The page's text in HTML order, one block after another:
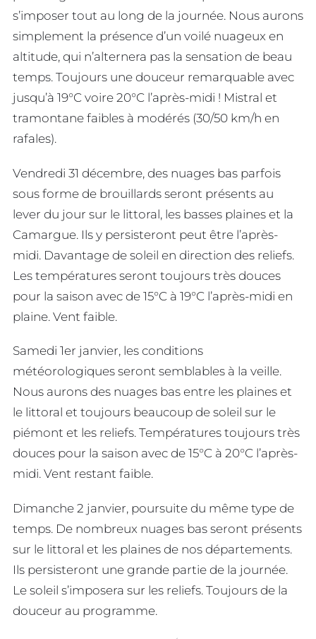
s’imposer tout au long de la journée. Nous aurons
simplement la présence d’un voilé nuageux en
altitude, qui n’alternera pas la sensation de beau
temps. Toujours une douceur remarquable avec
jusqu’à 19°C voire 20°C l’après-midi ! Mistral et
tramontane faibles à modérés (30/50 km/h en
rafales).
Vendredi 31 décembre, des nuages bas parfois
sous forme de brouillards seront présents au
lever du jour sur le littoral, les basses plaines et la
Camargue. Ils y persisteront peut être l’après-
midi. Davantage de soleil en direction des reliefs.
Les températures seront toujours très douces
pour la saison avec de 15°C à 19°C l’après-midi en
plaine. Vent faible.
Samedi 1er janvier, les conditions
météorologiques seront semblables à la veille.
Nous aurons des nuages bas entre les plaines et
le littoral et toujours beaucoup de soleil sur le
piémont et les reliefs. Températures toujours très
douces pour la saison avec de 15°C à 20°C l’après-
midi. Vent restant faible.
Dimanche 2 janvier, poursuite du même type de
temps. De nombreux nuages bas seront présents
sur le littoral et les plaines de nos départements.
Ils persisteront une grande partie de la journée.
Le soleil s’imposera sur les reliefs. Toujours de la
douceur au programme.